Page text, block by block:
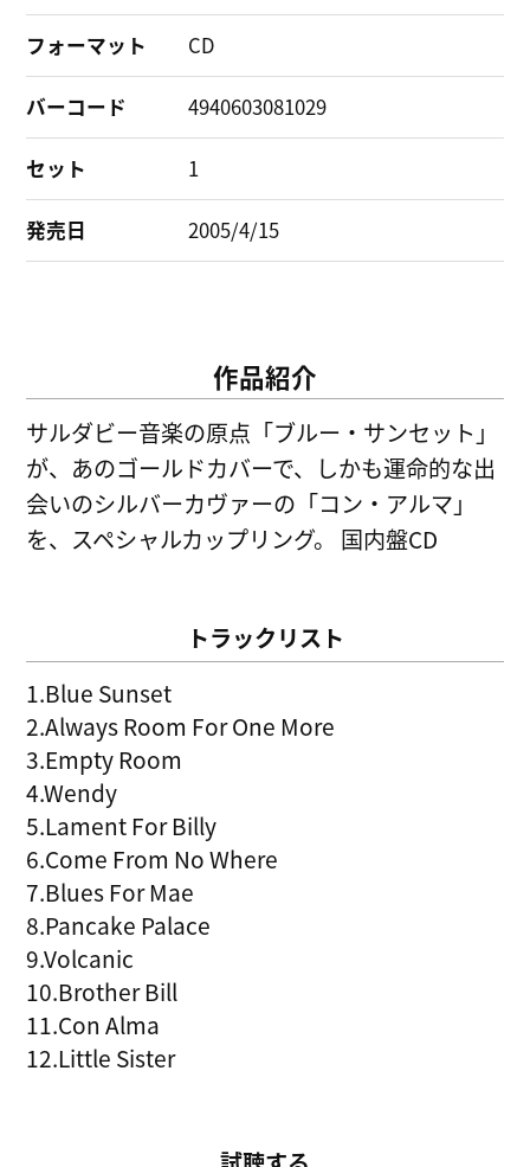
フォーマット CD
バーコード 4940603081029
セット 1
発売日 2005/4/15
作品紹介
サルダビー音楽の原点「ブルー・サンセット」
が、あのゴールドカバーで、しかも運命的な出
会いのシルバーカヴァーの「コン・アルマ」
を、スペシャルカップリング。 国内盤CD
トラックリスト
1.Blue Sunset
2.Always Room For One More
3.Empty Room
4.Wendy
5.Lament For Billy
6.Come From No Where
7.Blues For Mae
8.Pancake Palace
9.Volcanic
10.Brother Bill
11.Con Alma
12.Little Sister